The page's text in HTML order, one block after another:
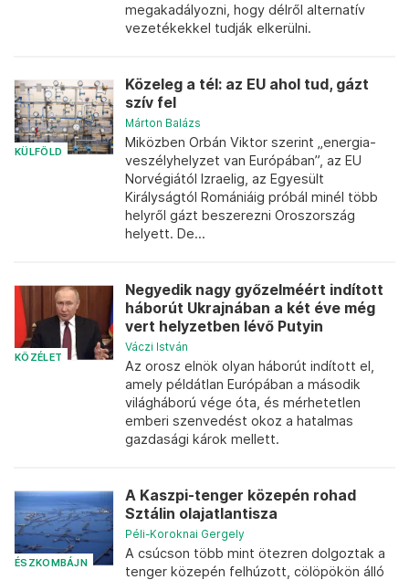
megakadályozni, hogy délről alternatív
vezetékekkel tudják elkerülni.
KÜLFÖLD
Közeleg a tél: az EU ahol tud, gázt
szív fel
Márton Balázs
Miközben Orbán Viktor szerint „energia-
veszélyhelyzet van Európában”, az EU
Norvégiától Izraelig, az Egyesült
Királyságtól Romániáig próbál minél több
helyről gázt beszerezni Oroszország
helyett. De...
KÖZÉLET
Negyedik nagy győzelméért indított
háborút Ukrajnában a két éve még
vert helyzetben lévő Putyin
Váczi István
Az orosz elnök olyan háborút indított el,
amely példátlan Európában a második
világháború vége óta, és mérhetetlen
emberi szenvedést okoz a hatalmas
gazdasági károk mellett.
ÉSZKOMBÁJN
A Kaszpi-tenger közepén rohad
Sztálin olajatlantisza
Péli-Koroknai Gergely
A csúcson több mint ötezren dolgoztak a
tenger közepén felhúzott, cölöpökön álló